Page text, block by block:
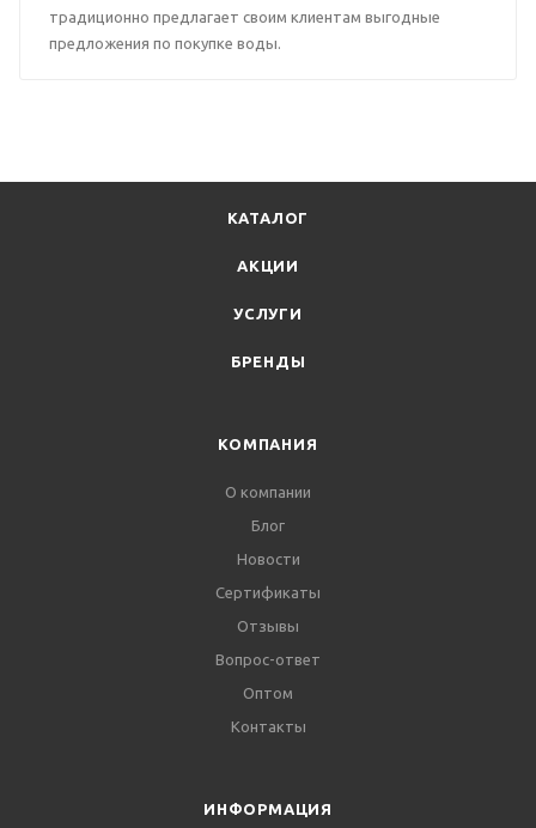
традиционно предлагает своим клиентам выгодные
предложения по покупке воды.
КАТАЛОГ
АКЦИИ
УСЛУГИ
БРЕНДЫ
КОМПАНИЯ
О компании
Блог
Новости
Сертификаты
Отзывы
Вопрос-ответ
Оптом
Контакты
ИНФОРМАЦИЯ